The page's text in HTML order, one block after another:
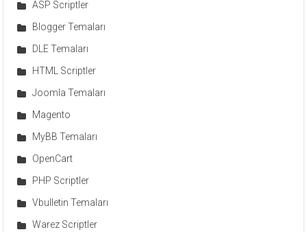
ASP Scriptler
Blogger Temaları
DLE Temaları
HTML Scriptler
Joomla Temaları
Magento
MyBB Temaları
OpenCart
PHP Scriptler
Vbulletin Temaları
Warez Scriptler